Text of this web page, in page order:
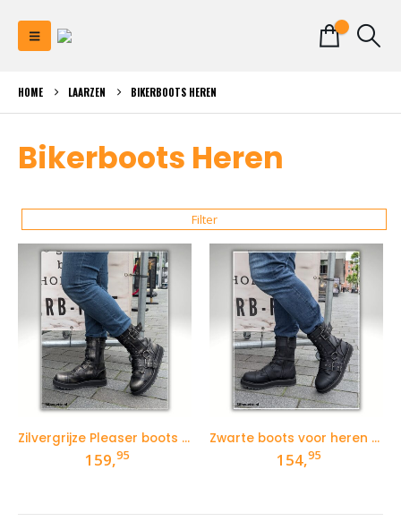
HOME LAARZEN BIKERBOOTS HEREN
Bikerboots Heren
Filter
Zilvergrijze Pleaser boots voor heren
159,95
Zwarte boots voor heren van Pleaser Demonia Cult
154,95